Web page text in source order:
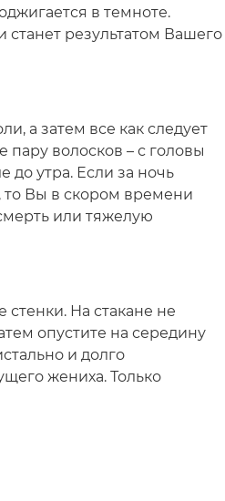
в темноте.
станет результатом Вашего
а затем все как следует
пару волосков – с головы
до утра. Если за ночь
то Вы в скором времени
или тяжелую
На стакане не
опустите на середину
и долго
жениха. Только